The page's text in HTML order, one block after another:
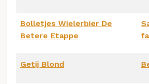
Bolletjes Wielerbier De
Betere Etappe
Getij Blond